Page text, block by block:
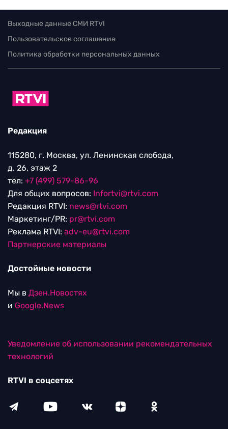
Выходные данные СМИ RTVI
Пользовательское соглашение
Политика обработки персональных данных
Редакция
115280, г. Москва, ул. Ленинская слобода,
д. 26, этаж 2
тел: +7 (499) 579-86-96
Для общих вопросов: Infortvi@rtvi.com
Редакция RTVI: news@rtvi.com
Маркетинг/PR: pr@rtvi.com
Реклама RTVI: adv-eu@rtvi.com
Партнерские материалы
Достойные новости
Мы в Дзен.Новостях
и Google.News
Уведомление об использовании рекомендательных
технологий
RTVI в соцсетях